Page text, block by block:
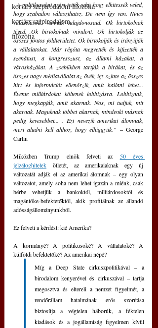
kortárs szépirodalom filozófia
kortárs szépirodalom
filozófia
„A politikusokat azért tették oda, hogy elhitessék veled,
hogy szabadon választhatsz. De nem így van. Nincs
választásod. Vannak tulajdonosaid. Ők birtokolnak
téged. Ők birtokolnak mindent. Ők birtokolják az
összes fontos földterületet. Ők birtokolják és irányítják
a vállalatokat. Már régóta megvették és kifizették a
szenátust, a kongresszust, az állami házakat, a
városházákat. A zsebükben tartják a bírákat, és az
összes nagy médiavállalat az övék, így szinte az összes
hírt és információt ellenőrzik, amit hallani lehet...
Évente milliárdokat költenek lobbizásra. Lobbiznak,
hogy megkapják, amit akarnak. Nos, mi tudjuk, mit
akarnak. Maguknak többet akarnak, mindenki másnak
pedig kevesebbet... . Ezt nevezik amerikai álomnak,
mert aludni kell ahhoz, hogy elhiggyük.” – George
Carlin
Miközben Trump elnök felveti az 50 éves
jelzáloghitelek ötletét, az amerikaiaknak egy új
változatát adják el az amerikai álomnak – egy olyan
változatot, amely soha nem lehet igazán a miénk, csak
bérbe vehetjük a bankoktól, milliárdosoktól és
magántőke-befektetőktől, akik profitálnak az állandó
adósságállományunkból.
Ez felveti a kérdést: kié Amerika?
A kormányé? A politikusoké? A vállalatoké? A
külföldi befektetőké? Az amerikai népé?
Míg a Deep State cirkuszpolitikával – a
birodalom kenyerével és cirkuszával – tartja
megosztva és eltereli a nemzet figyelmét, a
rendőrállam hatalmának erős szorítása
biztosítja a végtelen háborúk, a féktelen
kiadások és a jogállamiság figyelmen kívül